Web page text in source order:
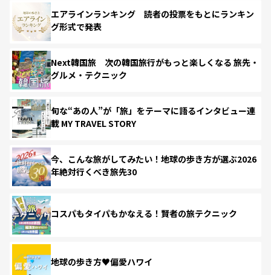
エアラインランキング 読者の投票をもとにランキン
グ形式で発表
Next韓国旅 次の韓国旅行がもっと楽しくなる 旅先・
グルメ・テクニック
旬な“あの人”が「旅」をテーマに語るインタビュー連
載 MY TRAVEL STORY
今、こんな旅がしてみたい！地球の歩き方が選ぶ2026
年絶対行くべき旅先30
コスパもタイパもかなえる！賢者の旅テクニック
地球の歩き方♥偏愛ハワイ